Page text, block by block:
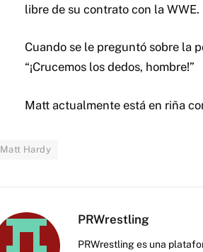
libre de su contrato con la WWE.
Cuando se le preguntó sobre la
“¡Crucemos los dedos, hombre!”
Matt actualmente está en riña
Matt Hardy
PRWrestling
PRWrestling es una